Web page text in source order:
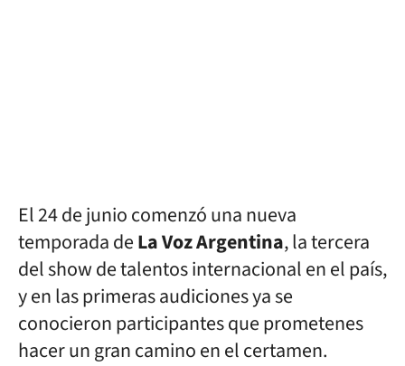
El 24 de junio comenzó una nueva
temporada deLa Voz Argentina, la tercera
del show de talentos internacional en el país,
y en las primeras audiciones ya se
conocieron participantes que prometenes
hacer un gran camino en el certamen.